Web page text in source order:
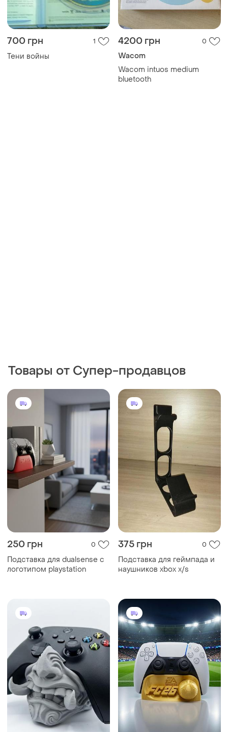
700 грн 1
Тени войны
4200 грн 0
Wacom
Wacom intuos medium
bluetooth
Товары от Супер-продавцов
250 грн 0
Подставка для dualsense с
логотипом playstation
375 грн 0
Подставка для геймпада и
наушников xbox x/s